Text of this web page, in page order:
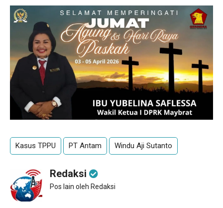
Kasus TPPU PT Antam Windu Aji Sutanto
Redaksi
Pos lain oleh Redaksi